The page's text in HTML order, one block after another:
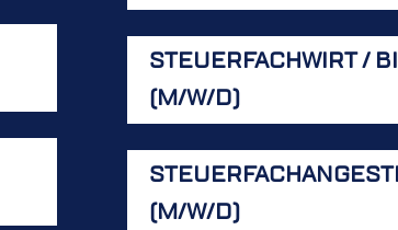
STEUERFACHWIRT /
(M/W/D)
(M/W/D)